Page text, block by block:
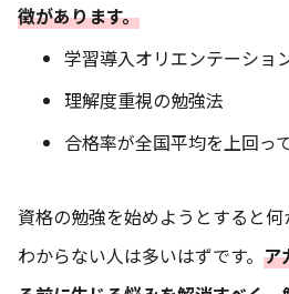
徴があります。
学習導入オリエンテーショ
理解度重視の勉強法
合格率が全国平均を上回っ
資格の勉強を始めようとすると
わからない人は多いはずです。 ア